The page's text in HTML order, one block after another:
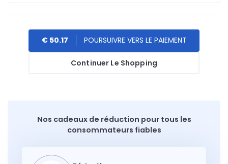
Continuer Le Shopping
€ 50.17
Nos cadeaux de réduction pour tous les
consommateurs fiables